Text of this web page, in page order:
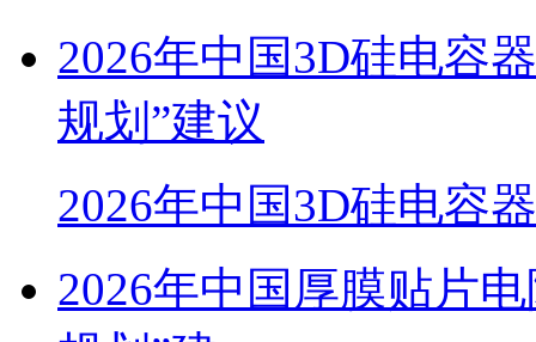
2026年中国3D硅电容
规划”建议
2026年中国3D硅电容
2026年中国厚膜贴片